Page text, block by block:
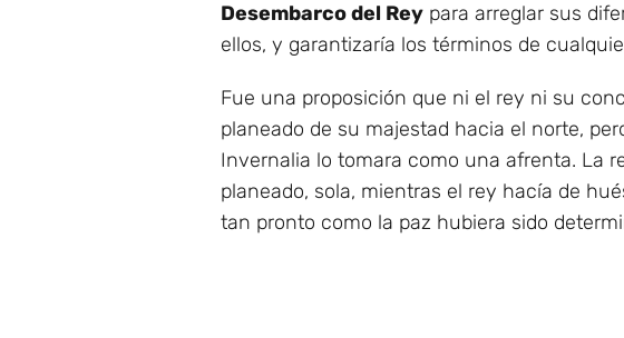
Desembarco del Rey para arreglar sus
ellos, y garantizaría los términos de
Fue una proposición que ni el rey ni su
planeado de su majestad hacia el norte,
Invernalia lo tomara como una afrenta. La
planeado, sola, mientras el rey hacía de
tan pronto como la paz hubiera sido